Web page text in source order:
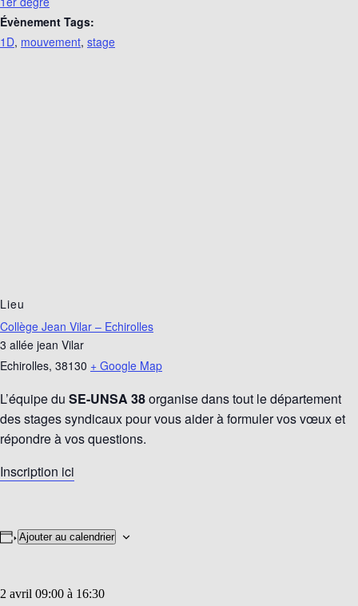
Évènement Tags:
1D, mouvement, stage
Lieu
Collège Jean Vilar – Echirolles
3 allée jean Vilar
Echirolles, 38130 + Google Map
L’équipe du SE-UNSA 38organise dans tout le département
des stages syndicaux pour vous aider à formuler vos vœux et
répondre à vos questions.
Inscription ici
Ajouter au calendrier
2 avril 09:00 à 16:30